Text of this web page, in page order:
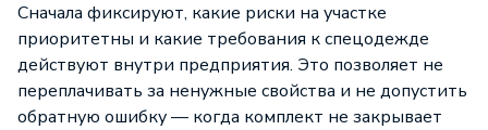
Сначала фиксируют, какие риски на участке
приоритетны и какие требования к спецодежде
действуют внутри предприятия. Это позволяет не
переплачивать за ненужные свойства и не допустить
обратную ошибку — когда комплект не закрывает